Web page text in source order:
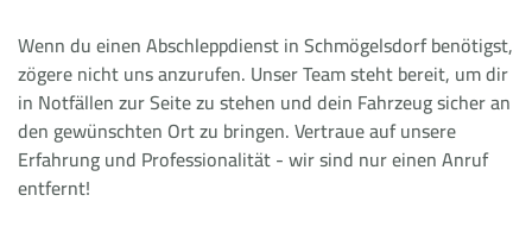
Wenn du einen Abschleppdienst in Schmögelsdorf benötigst,
zögere nicht uns anzurufen. Unser Team steht bereit, um dir
in Notfällen zur Seite zu stehen und dein Fahrzeug sicher an
den gewünschten Ort zu bringen. Vertraue auf unsere
Erfahrung und Professionalität - wir sind nur einen Anruf
entfernt!